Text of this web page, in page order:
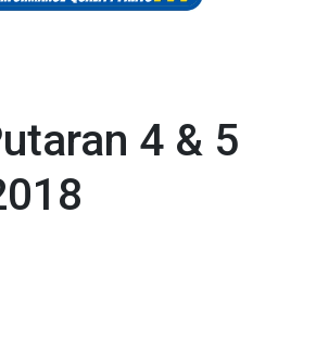
4 & 5